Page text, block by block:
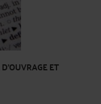
ET